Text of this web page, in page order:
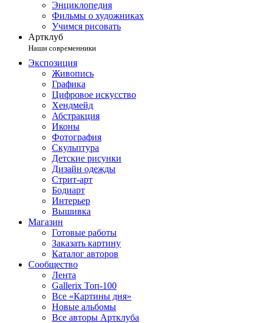
Энциклопедия
Фильмы о художниках
Учимся рисовать
Артклуб
Наши современники
Экспозиция
Живопись
Графика
Цифровое искусство
Хендмейд
Абстракция
Иконы
Фотография
Скульптура
Детские рисунки
Дизайн одежды
Стрит-арт
Бодиарт
Интерьер
Вышивка
Магазин
Готовые работы
Заказать картину
Каталог авторов
Сообщество
Лента
Gallerix Топ-100
Все «Картины дня»
Новые альбомы
Все авторы Артклуба